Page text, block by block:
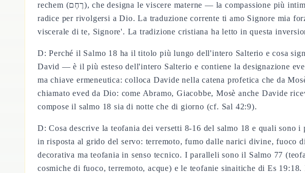
rechem (רֶחֶם), che designa le viscere materne — la compassione più intima e corporea. È un hapax nel Salterio perché in nessun altro salmo un essere umano usa questa
radice per rivolgersi a Dio. La traduzione corrente ti amo Signore mia
viscerale di te, Signore'. La tradizione cristiana ha letto in questa
D: Perché il Salmo 18 ha il titolo più lungo dell'intero Salterio e cosa
David — è il più esteso dell'intero Salterio e contiene la designazione
ma chiave ermeneutica: colloca Davide nella catena profetica che da
chiamato eved da Dio: come Abramo, Giacobbe, Mosè anche Davide
compose il salmo 18 sia di notte che di giorno (cf. Sal 42:9).
D: Cosa descrive la teofania dei versetti 8-16 del salmo 18 e quali
in risposta al grido del servo: terremoto, fumo dalle narici divine, fuoco
decorativa ma teofania in senso tecnico. I paralleli sono il Salmo 77
cosmiche di fuoco, terremoto, acque) e le teofanie sinaitiche di Es